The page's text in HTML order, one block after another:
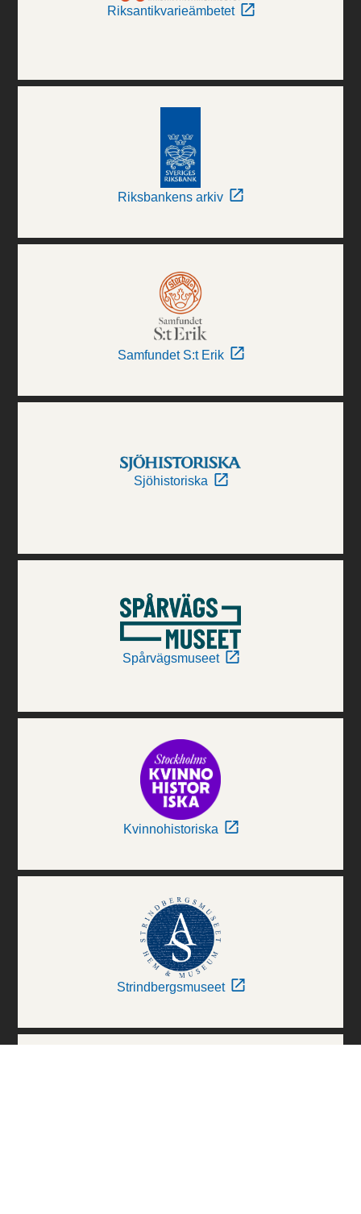
Riksantikvarieämbetet
Riksbankens arkiv
Samfundet S:t Erik
Sjöhistoriska
Spårvägsmuseet
Kvinnohistoriska
Strindbergsmuseet